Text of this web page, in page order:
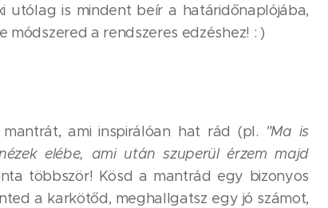
utólag is mindent beír a határidőnaplójába,
módszered a rendszeres edzéshez! : )
ami inspirálóan hat rád (pl. "Ma is
elébe, ami után szuperül érzem majd
többször! Kösd a mantrád egy bizonyos
a karkötőd, meghallgatsz egy jó számot,